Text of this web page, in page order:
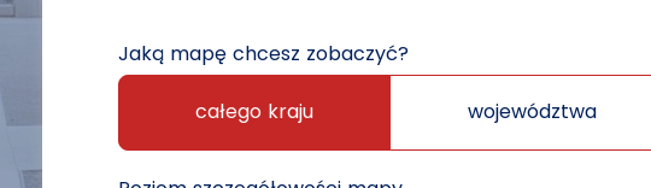
Jaką mapę chcesz zobaczyć?
całego kraju województwa